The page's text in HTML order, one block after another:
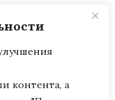
контента, а